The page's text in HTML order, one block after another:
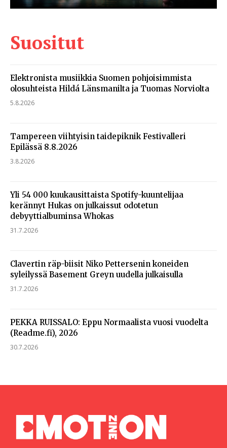
Suositut
Elektronista musiikkia Suomen pohjoisimmista
olosuhteista Hildá Länsmanilta ja Tuomas Norviolta
5.8.2026
Tampereen viihtyisin taidepiknik Festivalleri
Epilässä 8.8.2026
3.8.2026
Yli 54 000 kuukausittaista Spotify-kuuntelijaa
kerännyt Hukas on julkaissut odotetun
debyyttialbuminsa Whokas
31.7.2026
Clavertin räp-biisit Niko Pettersenin koneiden
syleilyssä Basement Greyn uudella julkaisulla
31.7.2026
PEKKA RUISSALO: Eppu Normaalista vuosi vuodelta
(Readme.fi), 2026
30.7.2026